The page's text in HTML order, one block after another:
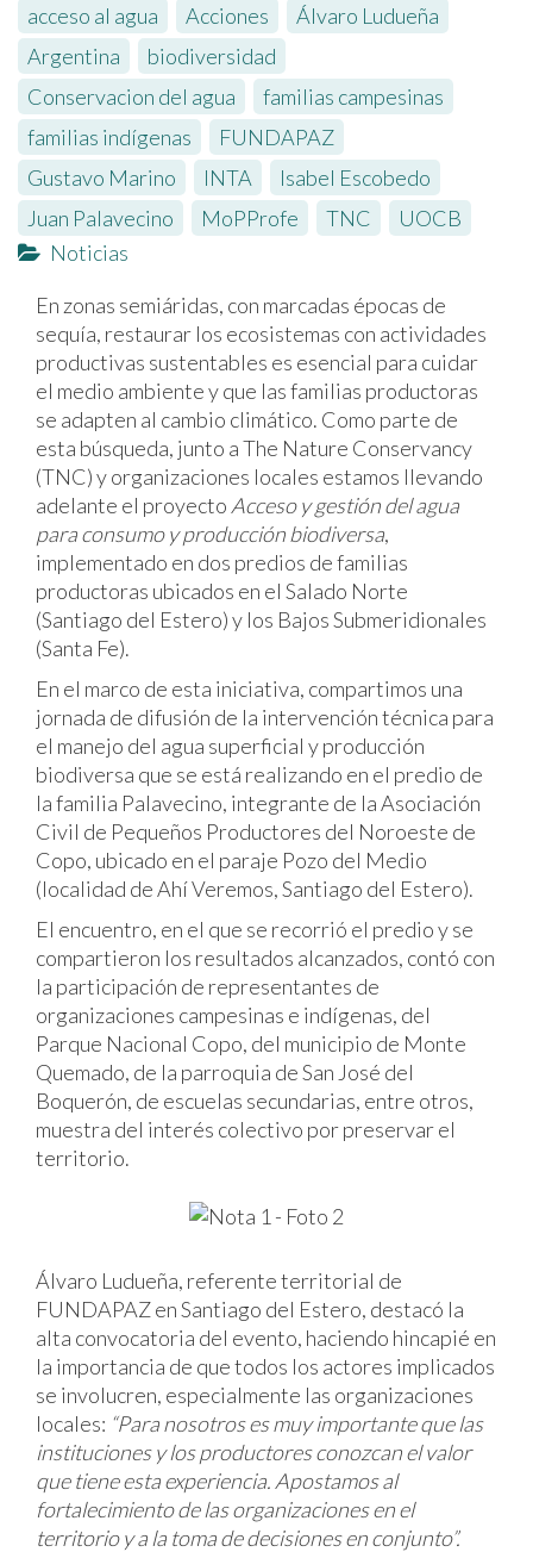
acceso al agua
Acciones Álvaro Ludueña
Argentina
biodiversidad
Conservacion del agua
familias campesinas
familias indígenas
FUNDAPAZ
Gustavo Marino
INTA Isabel Escobedo
Juan Palavecino
MoPProfe TNC
UOCB
Noticias
En zonas semiáridas, con marcadas épocas de
sequía, restaurar los ecosistemas con actividades
productivas sustentables es esencial para cuidar
el medio ambiente y que las familias productoras
se adapten al cambio climático. Como parte de
esta búsqueda, junto a The Nature Conservancy
(TNC) y organizaciones locales estamos llevando
adelante el proyecto Acceso y gestión del agua
para consumo y producción biodiversa,
implementado en dos predios de familias
productoras ubicados en el Salado Norte
(Santiago del Estero) y los Bajos Submeridionales
(Santa Fe).
En el marco de esta iniciativa, compartimos una
jornada de difusión de la intervención técnica para
el manejo del agua superficial y producción
biodiversa que se está realizando en el predio de
la familia Palavecino, integrante de la Asociación
Civil de Pequeños Productores del Noroeste de
Copo, ubicado en el paraje Pozo del Medio
(localidad de Ahí Veremos, Santiago del Estero).
El encuentro, en el que se recorrió el predio y se
compartieron los resultados alcanzados, contó con
la participación de representantes de
organizaciones campesinas e indígenas, del
Parque Nacional Copo, del municipio de Monte
Quemado, de la parroquia de San José del
Boquerón, de escuelas secundarias, entre otros,
muestra del interés colectivo por preservar el
territorio.
Álvaro Ludueña, referente territorial de
FUNDAPAZ en Santiago del Estero, destacó la
alta convocatoria del evento, haciendo hincapié en
la importancia de que todos los actores implicados
se involucren, especialmente las organizaciones
locales: “Para nosotros es muy importante que las
instituciones y los productores conozcan el valor
que tiene esta experiencia. Apostamos al
fortalecimiento de las organizaciones en el
territorio y a la toma de decisiones en conjunto”.